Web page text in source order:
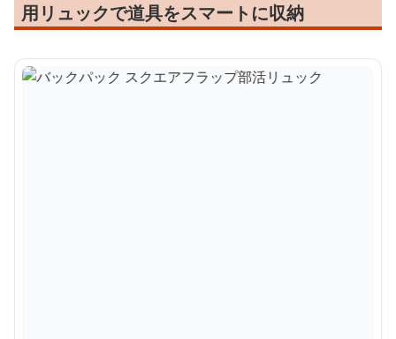
用リュックで道具をスマートに収納